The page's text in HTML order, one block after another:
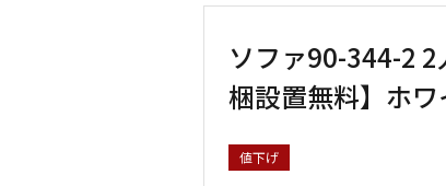
ソファ90-344-2
梱設置無料】ホワ
値下げ